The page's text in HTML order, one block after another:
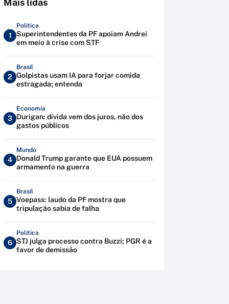
Mais lidas
1
Política
Superintendentes da PF apoiam Andrei
em meio à crise com STF
2
Brasil
Golpistas usam IA para forjar comida
estragada; entenda
3
Economia
Durigan: dívida vem dos juros, não dos
gastos públicos
4
Mundo
Donald Trump garante que EUA possuem
armamento na guerra
5
Brasil
Voepass: laudo da PF mostra que
tripulação sabia de falha
6
Política
STJ julga processo contra Buzzi; PGR é a
favor de demissão